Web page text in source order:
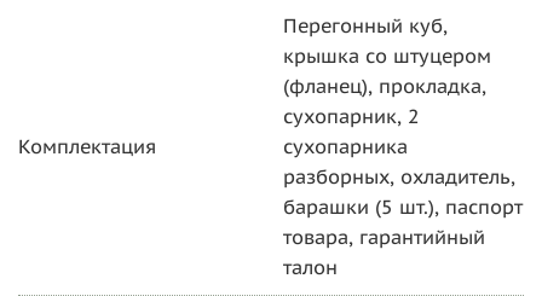
Комплектация
Перегонный куб,
крышка со штуцером
(фланец), прокладка,
сухопарник, 2
сухопарника
разборных, охладитель,
барашки (5 шт.), паспорт
товара, гарантийный
талон